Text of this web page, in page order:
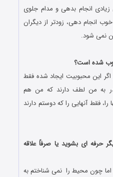
زیادی انجام بدهی و مدام جلوی
انجام دهی، زودتر از دیگران
نمی شود.
شده است؟
این محبوبیت ایجاد شده فقط
من لطف دارند که من هم
فقط آنهایی را که دوستم دارند
حرفه ای بشوید یا صرفاً علاقه
چون محیط را نمی شناختم به